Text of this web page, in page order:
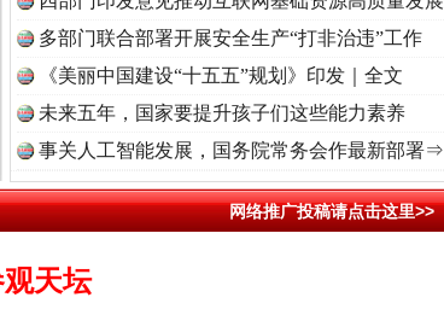
之城”激荡..·[视频] 牢记初心使命 奋进复兴征程丨红船起航处 潮起..
多部门联合部署开展安全生产“打非治违”工作
《美丽中国建设“十五五”规划》印发｜全文
未来五年，国家要提升孩子们这些能力素养
事关人工智能发展，国务院常务会作最新部署⇒
网络推广投稿请点击这里>>
天坛
法官巧妙执行解纠纷